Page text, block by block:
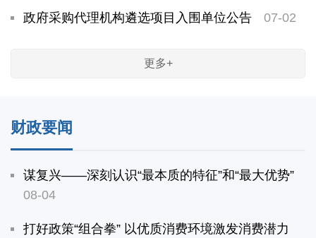
政府采购代理机构遴选项目入围单位公告 07-02
更多+
财政要闻
谋复兴——深刻认识“最本质的特征”和“最大优势”
08-04
打好政策“组合拳” 以优质消费环境激发消费潜力